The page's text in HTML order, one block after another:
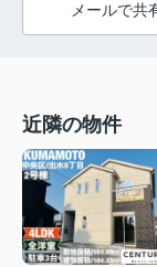
メールで共
近隣の物件